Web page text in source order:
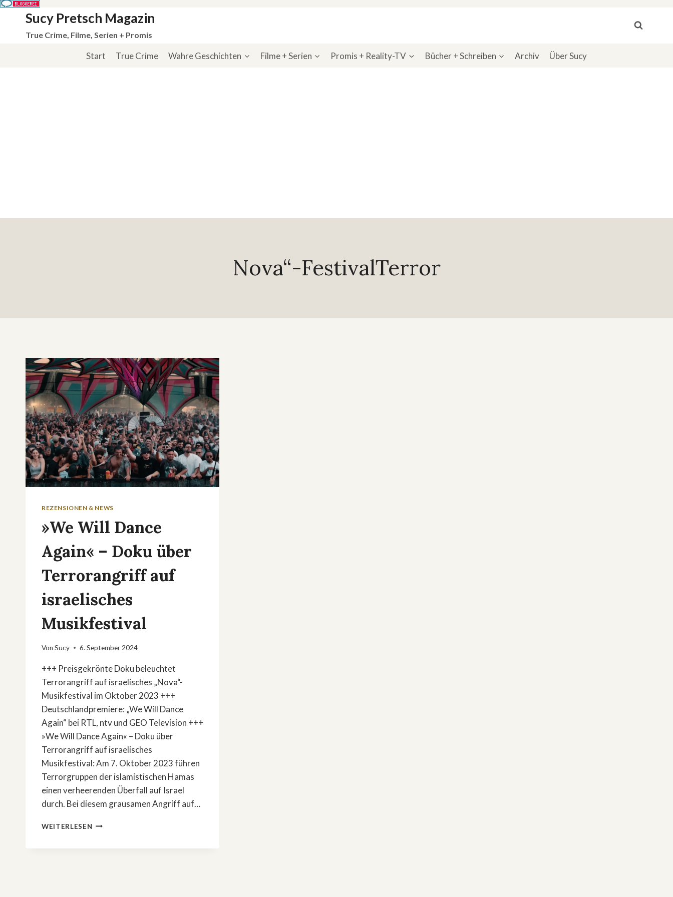
springen
Sucy Pretsch Magazin
True Crime, Filme, Serien + Promis
Start True Crime Wahre Geschichten Filme + Serien Promis + Reality-TV Bücher + Schreiben Archiv Über Sucy
Nova“-FestivalTerror
REZENSIONEN & NEWS
»We Will Dance
Again« – Doku über
Terrorangriff auf
israelisches
Musikfestival
Von Sucy 6. September 2024
+++ Preisgekrönte Doku beleuchtet
Terrorangriff auf israelisches „Nova“-
Musikfestival im Oktober 2023 +++
Deutschlandpremiere: „We Will Dance
Again“ bei RTL, ntv und GEO Television +++
»We Will Dance Again« – Doku über
Terrorangriff auf israelisches
Musikfestival: Am 7. Oktober 2023 führen
Terrorgruppen der islamistischen Hamas
einen verheerenden Überfall auf Israel
durch. Bei diesem grausamen Angriff auf…
WEITERLESEN »WE